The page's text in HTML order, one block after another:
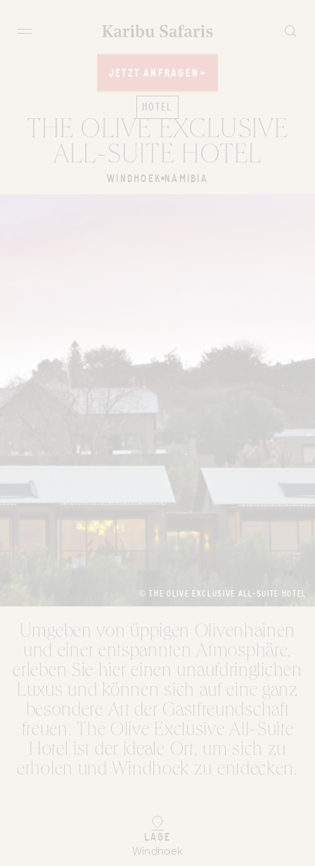
JETZT ANFRAGEN
JETZT ANFRAGEN
HOTEL
THE OLIVE EXCLUSIVE
ALL-SUITE HOTEL
WINDHOEK NAMIBIA
© THE OLIVE EXCLUSIVE ALL-SUITE HOTEL
Umgeben von üppigen Olivenhainen
und einer entspannten Atmosphäre,
erleben Sie hier einen unaufdringlichen
Luxus und können sich auf eine ganz
besondere Art der Gastfreundschaft
freuen. The Olive Exclusive All-Suite
Hotel ist der ideale Ort, um sich zu
erholen und Windhoek zu entdecken.
LAGE
Windhoek